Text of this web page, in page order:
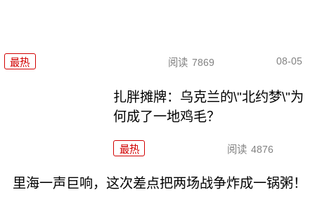
最热 阅读 7869 08-05
扎胖摊牌：乌克兰的\"北约梦\"为
何成了一地鸡毛？
最热 阅读 4876
里海一声巨响，这次差点把两场战争炸成一锅粥！